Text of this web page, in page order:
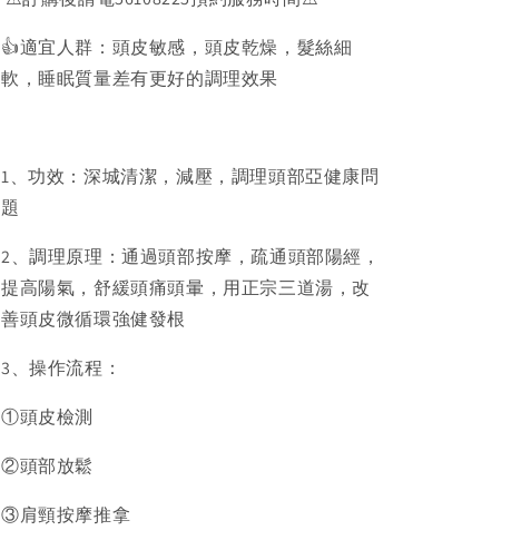
👍適宜人群：頭皮敏感，頭皮乾燥，髮絲細
軟，睡眠質量差有更好的調理效果
1、功效：深城清潔，減壓，調理頭部亞健康問
題
2、調理原理：通過頭部按摩，疏通頭部陽經，
提高陽氣，舒緩頭痛頭暈，用正宗三道湯，改
善頭皮微循環強健發根
3、操作流程：
①頭皮檢測
②頭部放鬆
③肩頸按摩推拿